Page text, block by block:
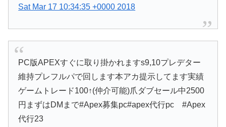
Sat Mar 17 10:34:35 +0000 2018
PC版APEXすぐに取り掛かれますs9,10プレデター
維持プレフルパで回します本アカ提示してます実績
ゲームトレード100↑(仲介可能)爪ダブセール中2500
円まずはDMまで#Apex募集pc#apex代行pc #Apex
代行23